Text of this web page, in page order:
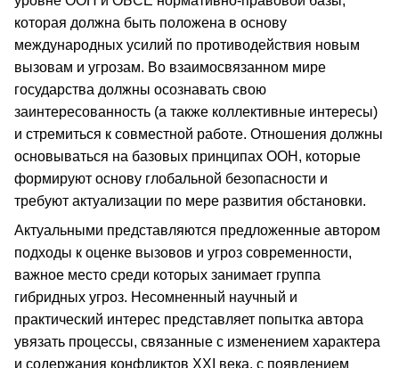
которая должна быть положена в основу
международных усилий по противодействия новым
вызовам и угрозам. Во взаимосвязанном мире
государства должны осознавать свою
заинтересованность (а также коллективные интересы)
и стремиться к совместной работе. Отношения должны
основываться на базовых принципах ООН, которые
формируют основу глобальной безопасности и
требуют актуализации по мере развития обстановки.
Актуальными представляются предложенные автором
подходы к оценке вызовов и угроз современности,
важное место среди которых занимает группа
гибридных угроз. Несомненный научный и
практический интерес представляет попытка автора
увязать процессы, связанные с изменением характера
и содержания конфликтов XXI века, с появлением